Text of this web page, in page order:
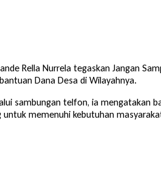
Rella Nurrela tegaskan Jangan
Dana Desa di Wilayahnya.
sambungan telfon, ia mengatakan
memenuhi kebutuhan